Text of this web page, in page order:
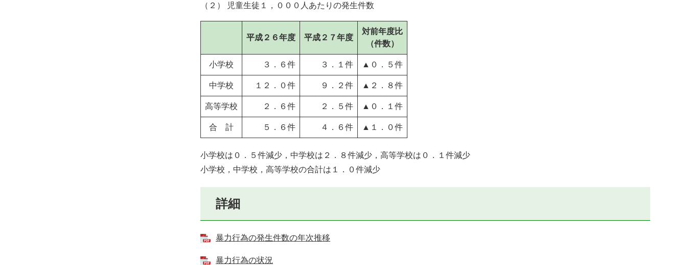
（２） 児童生徒１，０００人あたりの発生件数
平成２６年度 平成２７年度
対前年度比
（件数）
小学校 ３．６件 ３．１件 ▲０．５件
中学校 １２．０件 ９．２件 ▲２．８件
高等学校 ２．６件 ２．５件 ▲０．１件
合 計 ５．６件 ４．６件 ▲１．０件
小学校は０．５件減少，中学校は２．８件減少，高等学校は０．１件減少
小学校，中学校，高等学校の合計は１．０件減少
詳細
暴力行為の発生件数の年次推移
暴力行為の状況